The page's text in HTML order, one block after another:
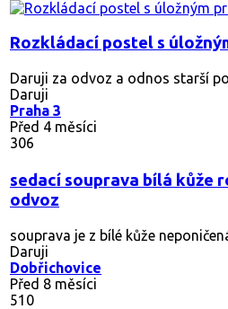
Rozkládací postel s
Daruji za odvoz a odnos starší
Daruji
Praha 3
Před 4 měsíci
306
sedací souprava bílá kůže
odvoz
souprava je z bílé kůže
Daruji
Dobřichovice
Před 8 měsíci
510